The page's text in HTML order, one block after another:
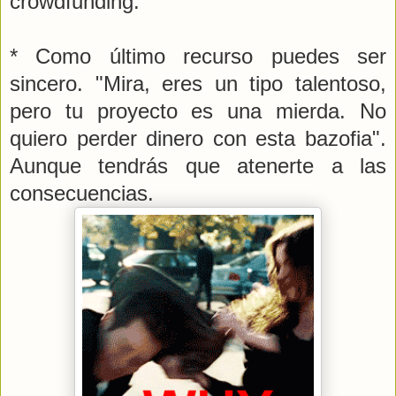
* Como último recurso puedes ser
sincero. "Mira, eres un tipo talentoso,
pero tu proyecto es una mierda. No
quiero perder dinero con esta bazofia".
Aunque tendrás que atenerte a las
consecuencias.